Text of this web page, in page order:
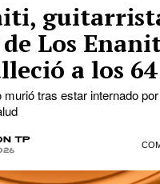
Los
a los
tras estar internado por
TP